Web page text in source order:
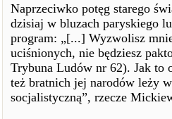
Naprzeciwko potęg starego
dzisiaj w bluzach paryskiego
program: „[...] Wyzwolisz
uciśnionych, nie będziesz
Trybuna Ludów nr 62). Jak to
też bratnich jej narodów leży
socjalistyczną”, rzecze